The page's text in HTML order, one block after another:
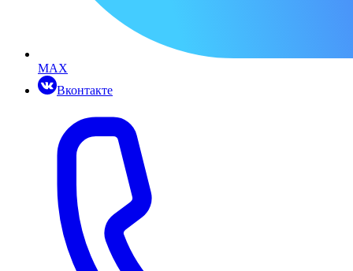
MAX
Вконтакте